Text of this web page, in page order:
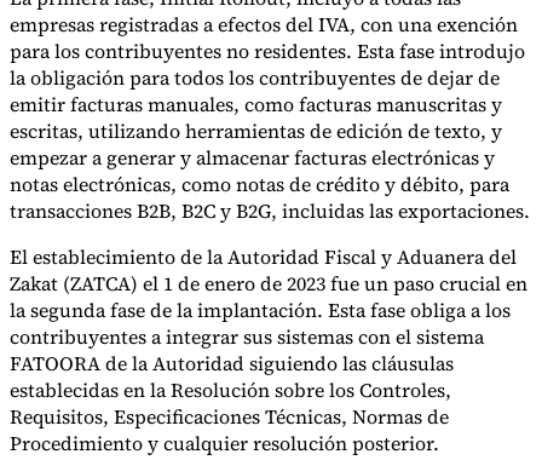
Calculadora de VAT
Calculadora de GSTCalculadora del impuesto
sobre las ventasVerificador de número de VATRastreador de
mandatos de facturación electrónica
Expertos
Nuestros autoresConviértase en colaboradorElija un experto
empresas registradas a efectos del IVA, con una exención
para los contribuyentes no residentes. Esta fase introdujo
la obligación para todos los contribuyentes de dejar de
emitir facturas manuales, como facturas manuscritas y
escritas, utilizando herramientas de edición de texto, y
empezar a generar y almacenar facturas electrónicas y
notas electrónicas, como notas de crédito y débito, para
transacciones B2B, B2C y B2G, incluidas las exportaciones.
El establecimiento de la Autoridad Fiscal y Aduanera del
Zakat (ZATCA) el 1 de enero de 2023 fue un paso crucial en
la segunda fase de la implantación. Esta fase obliga a los
contribuyentes a integrar sus sistemas con el sistema
FATOORA de la Autoridad siguiendo las cláusulas
establecidas en la Resolución sobre los Controles,
Requisitos, Especificaciones Técnicas, Normas de
Procedimiento y cualquier resolución posterior.